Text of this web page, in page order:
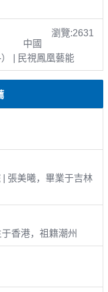
瀏覽:2631
中國
| 民視鳳凰藝能
張美曦，畢業于吉林
香港，祖籍潮州